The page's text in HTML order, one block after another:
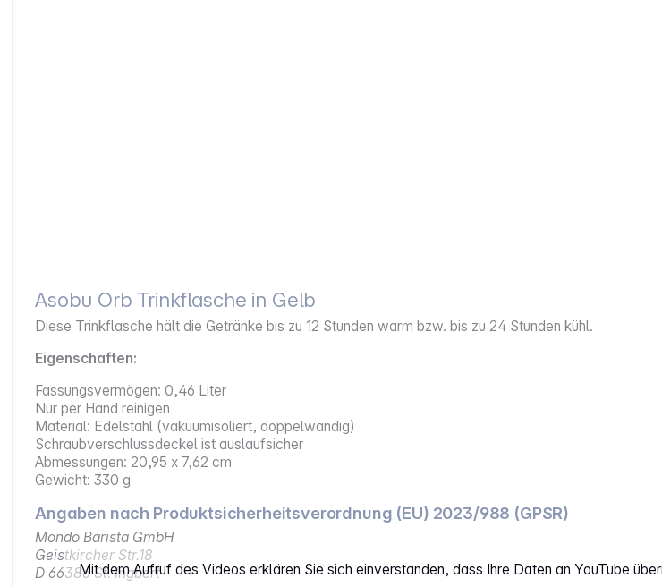
Mit dem Aufruf des Videos erklären Sie sich einverstanden, dass Ihre Daten an YouTube
Asobu Orb Trinkflasche in Gelb
Diese Trinkflasche hält die Getränke bis zu 12 Stunden warm bzw. bis zu 24 Stunden kühl.
Eigenschaften:
Fassungsvermögen: 0,46 Liter
Nur per Hand reinigen
Material: Edelstahl (vakuumisoliert, doppelwandig)
Schraubverschlussdeckel ist auslaufsicher
Abmessungen: 20,95 x 7,62 cm
Gewicht: 330 g
Angaben nach Produktsicherheitsverordnung (EU) 2023/988 (GPSR)
Mondo Barista GmbH
Geistkircher Str.18
D 66386 St. Ingbert